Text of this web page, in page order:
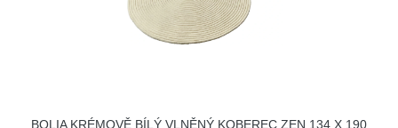
BOLIA KRÉMOVĚ BÍLÝ VLNĚNÝ KOBEREC ZEN 134 X 190